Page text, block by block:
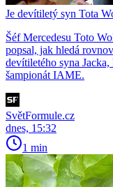
Je devítiletý syn Tota
Šéf Mercedesu Toto
popsal, jak hledá
devítiletého syna
šampionát IAME.
SvětFormule.cz
dnes, 15:32
1 min